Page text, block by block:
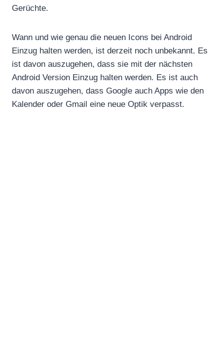
Gerüchte.
Wann und wie genau die neuen Icons bei Android
Einzug halten werden, ist derzeit noch unbekannt. Es
ist davon auszugehen, dass sie mit der nächsten
Android Version Einzug halten werden. Es ist auch
davon auszugehen, dass Google auch Apps wie den
Kalender oder Gmail eine neue Optik verpasst.